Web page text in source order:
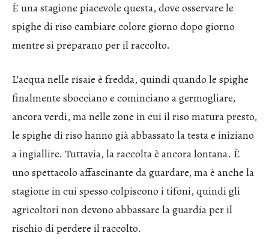
È una stagione piacevole questa, dove osservare le
spighe di riso cambiare colore giorno dopo giorno
mentre si preparano per il raccolto.
L’acqua nelle risaie è fredda, quindi quando le spighe
finalmente sbocciano e cominciano a germogliare,
ancora verdi, ma nelle zone in cui il riso matura presto,
le spighe di riso hanno già abbassato la testa e iniziano
a ingiallire. Tuttavia, la raccolta è ancora lontana. È
uno spettacolo affascinante da guardare, ma è anche la
stagione in cui spesso colpiscono i tifoni, quindi gli
agricoltori non devono abbassare la guardia per il
rischio di perdere il raccolto.